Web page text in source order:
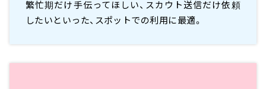
繁忙期だけ手伝ってほしい、スカウト送信だけ依頼
したいといった、スポットでの利用に最適。